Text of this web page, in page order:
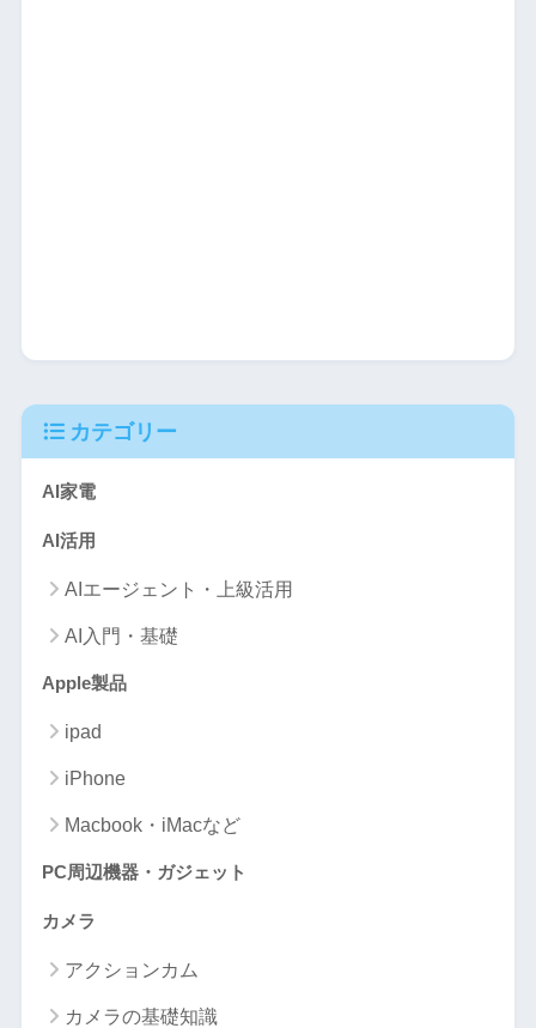
カテゴリー
AI家電
AI活用
AIエージェント・上級活用
AI入門・基礎
Apple製品
ipad
iPhone
Macbook・iMacなど
PC周辺機器・ガジェット
カメラ
アクションカム
カメラの基礎知識